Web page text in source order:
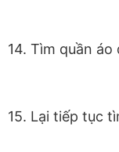
14. Tìm quần
15. Lại tiếp tục